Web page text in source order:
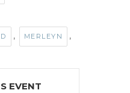
, MERLEYN ,
EVENT